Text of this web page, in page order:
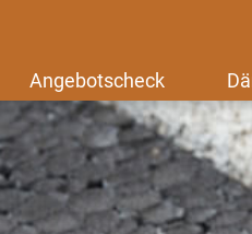
Angebotscheck